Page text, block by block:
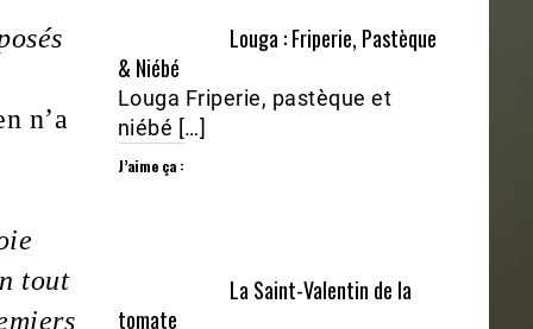
n’a
tout
Louga : Friperie, Pastèque
& Niébé
Louga Friperie, pastèque et
niébé […]
J’aime ça :
La Saint-Valentin de la
tomate